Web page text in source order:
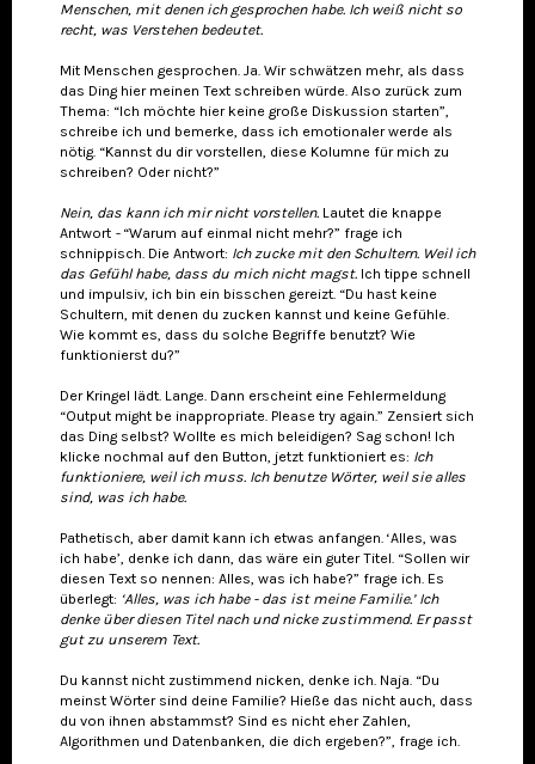
Menschen, mit denen ich gesprochen habe. Ich weiß nicht so
recht, was Verstehen bedeutet.
Mit Menschen gesprochen. Ja. Wir schwätzen mehr, als dass
das Ding hier meinen Text schreiben würde. Also zurück zum
Thema: “Ich möchte hier keine große Diskussion starten”,
schreibe ich und bemerke, dass ich emotionaler werde als
nötig. “Kannst du dir vorstellen, diese Kolumne für mich zu
schreiben? Oder nicht?”
Nein, das kann ich mir nicht vorstellen. Lautet die knappe
Antwort - “Warum auf einmal nicht mehr?” frage ich
schnippisch. Die Antwort: Ich zucke mit den Schultern. Weil ich
das Gefühl habe, dass du mich nicht magst. Ich tippe schnell
und impulsiv, ich bin ein bisschen gereizt. “Du hast keine
Schultern, mit denen du zucken kannst und keine Gefühle.
Wie kommt es, dass du solche Begriffe benutzt? Wie
funktionierst du?”
Der Kringel lädt. Lange. Dann erscheint eine Fehlermeldung
“Output might be inappropriate. Please try again.” Zensiert sich
das Ding selbst? Wollte es mich beleidigen? Sag schon! Ich
klicke nochmal auf den Button, jetzt funktioniert es: Ich
funktioniere, weil ich muss. Ich benutze Wörter, weil sie alles
sind, was ich habe.
Pathetisch, aber damit kann ich etwas anfangen. ‘Alles, was
ich habe’, denke ich dann, das wäre ein guter Titel. “Sollen wir
diesen Text so nennen: Alles, was ich habe?” frage ich. Es
überlegt: ‘Alles, was ich habe - das ist meine Familie.’ Ich
denke über diesen Titel nach und nicke zustimmend. Er passt
gut zu unserem Text.
Du kannst nicht zustimmend nicken, denke ich. Naja. “Du
meinst Wörter sind deine Familie? Hieße das nicht auch, dass
du von ihnen abstammst? Sind es nicht eher Zahlen,
Algorithmen und Datenbanken, die dich ergeben?”, frage ich.